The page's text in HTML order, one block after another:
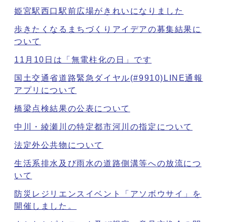
姫宮駅西口駅前広場がきれいになりました
歩きたくなるまちづくりアイデアの募集結果に
ついて
11月10日は「無電柱化の日」です
国土交通省道路緊急ダイヤル(#9910)LINE通報
アプリについて
橋梁点検結果の公表について
中川・綾瀬川の特定都市河川の指定について
法定外公共物について
生活系排水及び雨水の道路側溝等への放流につ
いて
防災レジリエンスイベント「アソボウサイ」を
開催しました。